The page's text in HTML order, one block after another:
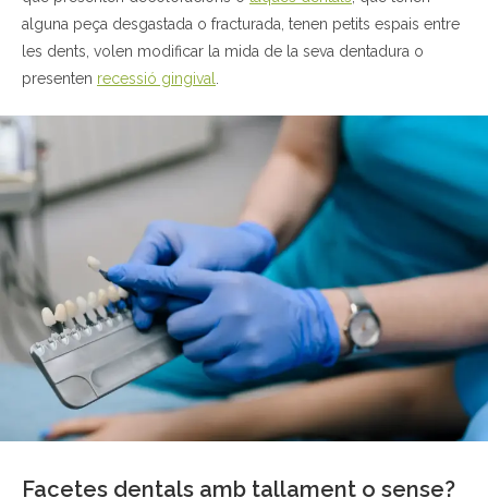
alguna peça desgastada o fracturada, tenen petits espais entre
les dents, volen modificar la mida de la seva dentadura o
presenten recessió gingival
Facetes dentals amb tallament o sense?